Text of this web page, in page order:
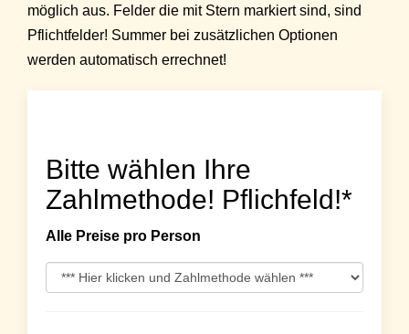
möglich aus. Felder die mit Stern markiert sind, sind
Pflichtfelder! Summer bei zusätzlichen Optionen
werden automatisch errechnet!
Bitte wählen Ihre
Zahlmethode! Pflichfeld!*
Alle Preise pro Person